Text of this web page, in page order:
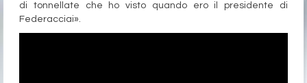
di tonnellate che ho visto quando ero il presidente di
Federacciai».